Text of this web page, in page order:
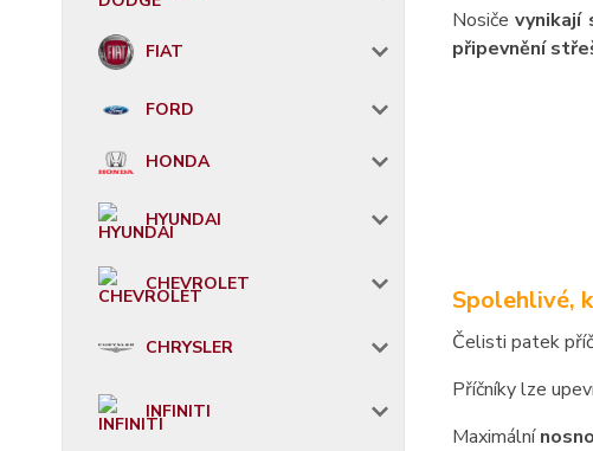
FIAT
FORD
HONDA
HYUNDAI
CHEVROLET
CHRYSLER
INFINITI
Nosičevynikají
připevnění
Spolehlivé,
Čelisti patek
Příčníky lze
Maximální